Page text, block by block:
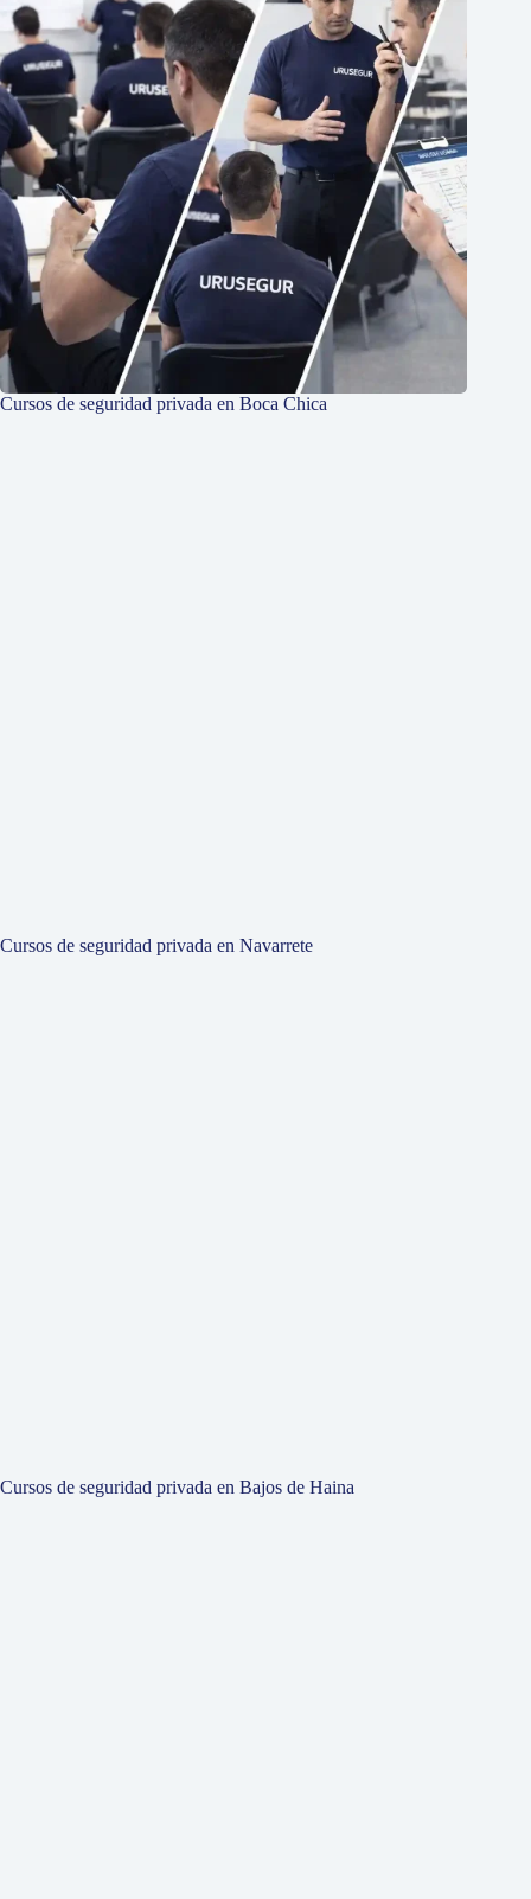
Cursos de seguridad privada en Boca Chica
Cursos de seguridad privada en Navarrete
Cursos de seguridad privada en Bajos de Haina